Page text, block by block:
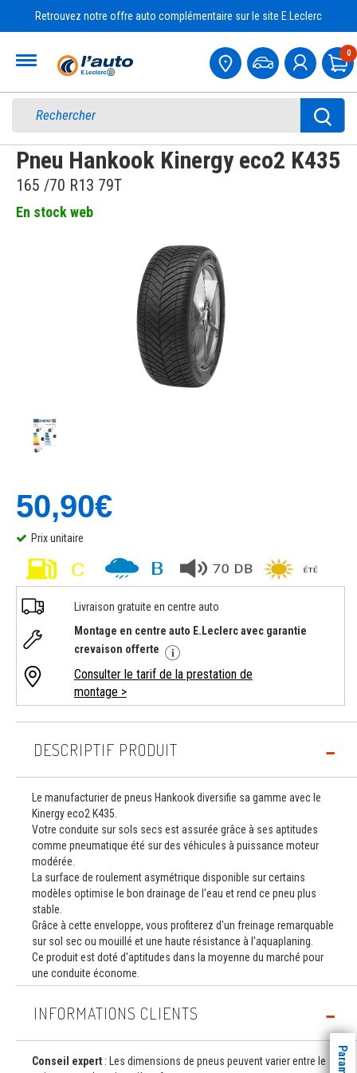
Retrouvez notre offre auto complémentaire sur le site E.Leclerc
0
Pneu Hankook Kinergy eco2 K435
165 /70 R13 79T
En stock web
50,90€
Prix unitaire
Livraison gratuite en centre auto
Montage en centre auto E.Leclerc avec garantie
crevaison offerte
Consulter le tarif de la prestation de
montage >
DESCRIPTIF PRODUIT
Le manufacturier de pneus Hankook diversifie sa gamme avec le
Kinergy eco2 K435.
Votre conduite sur sols secs est assurée grâce à ses aptitudes
comme pneumatique été sur des véhicules à puissance moteur
modérée.
La surface de roulement asymétrique disponible sur certains
modèles optimise le bon drainage de l'eau et rend ce pneu plus
stable.
Grâce à cette enveloppe, vous profiterez d'un freinage remarquable
sur sol sec ou mouillé et une haute résistance à l'aquaplaning.
Ce produit est doté d'aptitudes dans la moyenne du marché pour
une conduite économe.
INFORMATIONS CLIENTS
Conseil expert : Les dimensions de pneus peuvent varier entre le